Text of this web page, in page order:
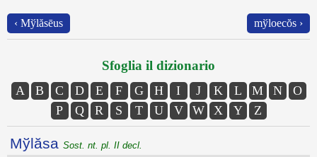
‹ Mўlăsēus mўloecŏs ›
Sfoglia il dizionario
A B C D E F G H I J K L M N
O
P
Q R S T U V W X Y Z
Mўlăsa Sost. nt. pl. II decl.